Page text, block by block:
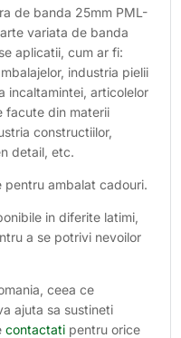
de banda 25mm PML-
variata de banda
aplicatii, cum ar fi:
industria pielii
incaltamintei, articolelor
facute din materii
constructiilor,
detail, etc.
pentru ambalat cadouri.
in diferite latimi,
a se potrivi nevoilor
ceea ce
ajuta sa sustineti
contactati pentru orice